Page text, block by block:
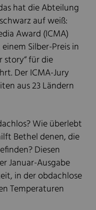
hat die Abteilung
auf weiß:
Award (ICMA)
Silber-Preis in
story“ für die
Der ICMA-Jury
aus 23 Ländern
Wie überlebt
Bethel denen, die
Diesen
Januar-Ausgabe
in der obdachlose
Temperaturen